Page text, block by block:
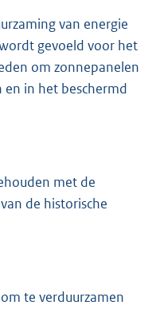
van energie
gevoeld voor het
om zonnepanelen
in het beschermd
met de
de historische
te verduurzamen